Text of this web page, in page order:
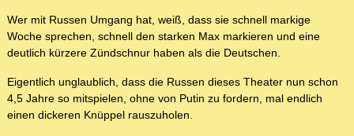
Wer mit Russen Umgang hat, weiß, dass sie schnell markige
Woche sprechen, schnell den starken Max markieren und eine
deutlich kürzere Zündschnur haben als die Deutschen.
Eigentlich unglaublich, dass die Russen dieses Theater nun schon
4,5 Jahre so mitspielen, ohne von Putin zu fordern, mal endlich
einen dickeren Knüppel rauszuholen.